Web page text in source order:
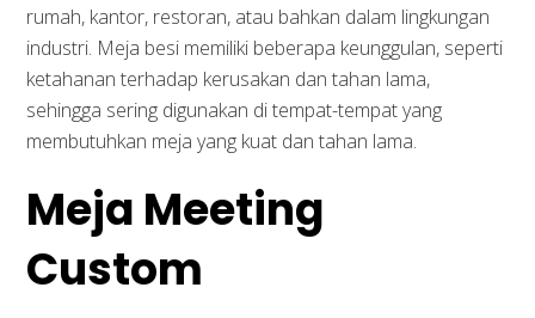
rumah, kantor, restoran, atau bahkan dalam lingkungan
industri. Meja besi memiliki beberapa keunggulan, seperti
ketahanan terhadap kerusakan dan tahan lama,
sehingga sering digunakan di tempat-tempat yang
membutuhkan meja yang kuat dan tahan lama.
Meja Meeting
Custom